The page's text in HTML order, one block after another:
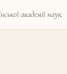
академії наук.